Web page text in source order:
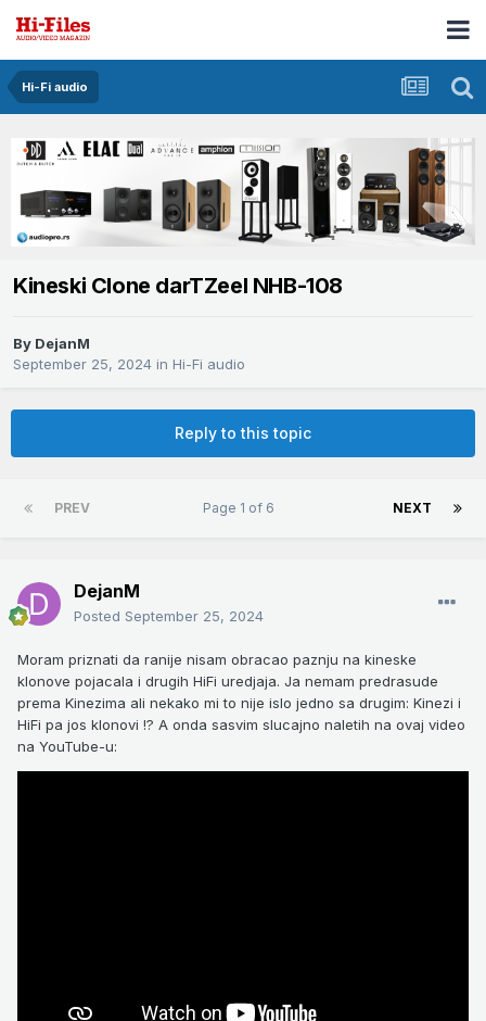
Hi-Fi audio
Kineski Clone darTZeel NHB-108
By DejanM
September 25, 2024 in Hi-Fi audio
Reply to this topic
PREV NEXT
Page 1 of 6
DejanM
Posted September 25, 2024
Moram priznati da ranije nisam obracao paznju na kineske
klonove pojacala i drugih HiFi uredjaja. Ja nemam predrasude
prema Kinezima ali nekako mi to nije islo jedno sa drugim: Kinezi i
HiFi pa jos klonovi !? A onda sasvim slucajno naletih na ovaj video
na YouTube-u: